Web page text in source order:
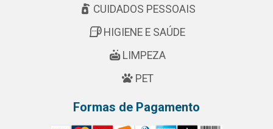
CUIDADOS PESSOAIS
HIGIENE E SAÚDE
LIMPEZA
PET
Formas de Pagamento